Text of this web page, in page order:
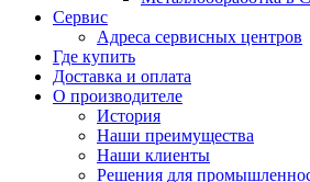
Сервис
Адреса сервисных центров
Где купить
Доставка и оплата
О производителе
История
Наши преимущества
Наши клиенты
Решения для